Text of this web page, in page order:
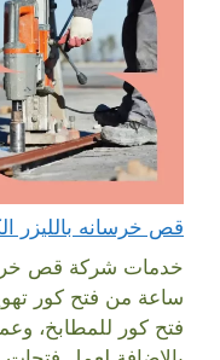
قص خرسانه بالليزر الكويت 65932555
ساعة من فتح كور
فتح كور للمطابخ،